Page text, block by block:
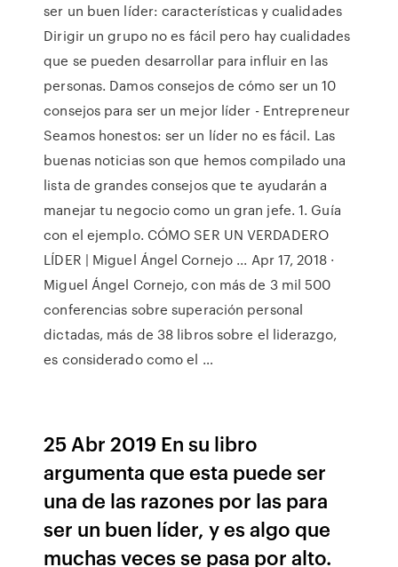
ser un buen líder: características y cualidades
Dirigir un grupo no es fácil pero hay cualidades
que se pueden desarrollar para influir en las
personas. Damos consejos de cómo ser un 10
consejos para ser un mejor líder - Entrepreneur
Seamos honestos: ser un líder no es fácil. Las
buenas noticias son que hemos compilado una
lista de grandes consejos que te ayudarán a
manejar tu negocio como un gran jefe. 1. Guía
con el ejemplo. CÓMO SER UN VERDADERO
LÍDER | Miguel Ángel Cornejo ... Apr 17, 2018 ·
Miguel Ángel Cornejo, con más de 3 mil 500
conferencias sobre superación personal
dictadas, más de 38 libros sobre el liderazgo,
es considerado como el …
25 Abr 2019 En su libro
argumenta que esta puede ser
una de las razones por las para
ser un buen líder, y es algo que
muchas veces se pasa por alto.